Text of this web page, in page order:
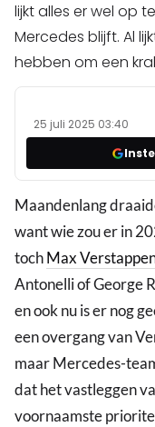
lijkt alles er wel op
Mercedes blijft. Al
hebben om een
25 juli 2025 03:40
Maandenlang
want wie zou er in
tochMax
Antonelli of George
en ook nu is er nog
een overgang van
maar Mercedes-
dat het vastleggen
voornaamste